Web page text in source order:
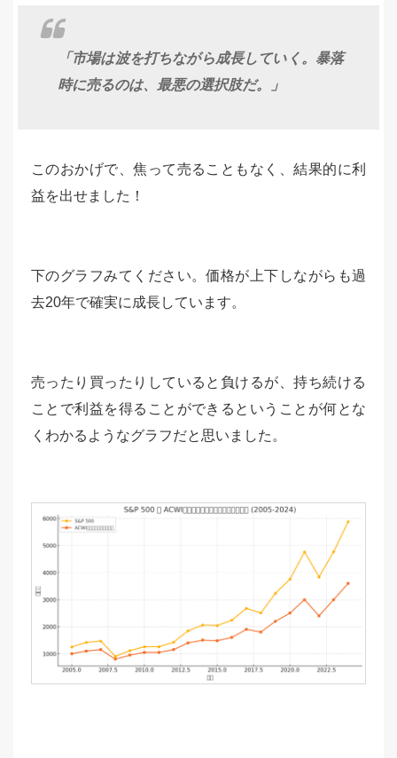
「市場は波を打ちながら成長していく。暴落
時に売るのは、最悪の選択肢だ。」
このおかげで、焦って売ることもなく、結果的に利
益を出せました！
下のグラフみてください。価格が上下しながらも過
去20年で確実に成長しています。
売ったり買ったりしていると負けるが、持ち続ける
ことで利益を得ることができるということが何とな
くわかるようなグラフだと思いました。